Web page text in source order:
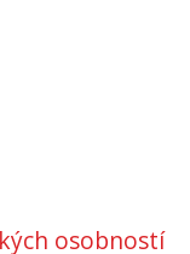
osobností